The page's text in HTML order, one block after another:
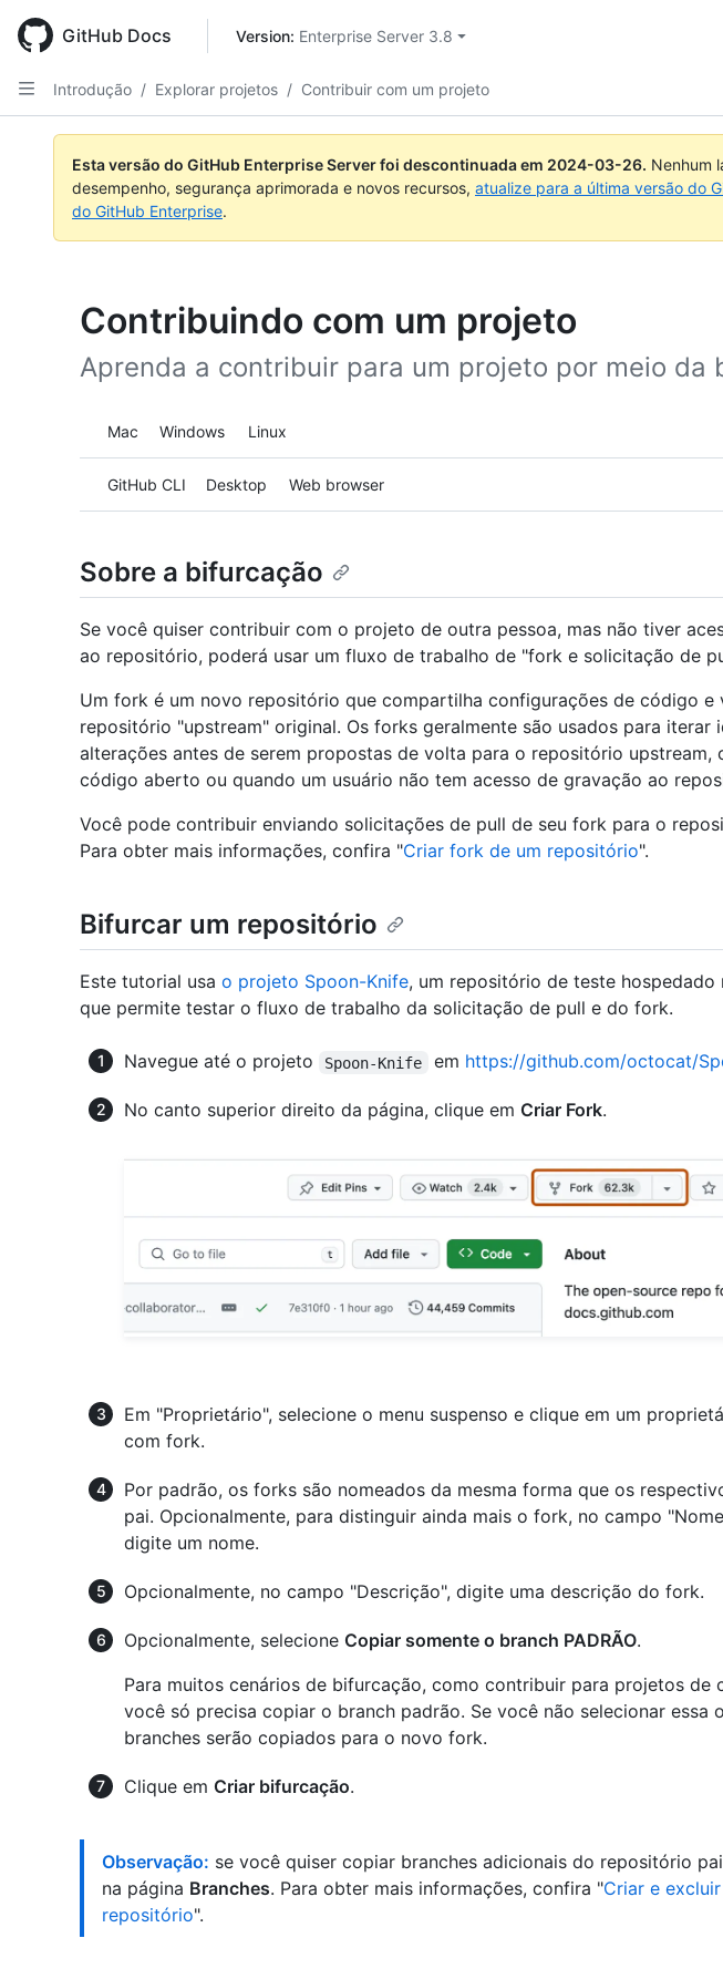
main
content
GitHub Docs Version: Enterprise Server 3.8
Introdução / Explorar projetos / Contribuir com um projeto
Esta versão do GitHub Enterprise Server foi descontinuada em 2024-03-26. Nenhum
desempenho, segurança aprimorada e novos recursos, atualize para a última versão do
do GitHub Enterprise.
Contribuindo com um projeto
Aprenda a contribuir para um projeto por meio da
Platform navigation
Mac Windows Linux
Tool navigation
GitHub CLI Desktop Web browser
Sobre a bifurcação
Se você quiser contribuir com o projeto de outra pessoa, mas não tiver
ao repositório, poderá usar um fluxo de trabalho de "fork e solicitação de
Um fork é um novo repositório que compartilha configurações de código e
repositório "upstream" original. Os forks geralmente são usados para iterar
alterações antes de serem propostas de volta para o repositório upstream,
código aberto ou quando um usuário não tem acesso de gravação ao
Você pode contribuir enviando solicitações de pull de seu fork para o
Para obter mais informações, confira "Criar fork de um repositório".
Bifurcar um repositório
Este tutorial usa o projeto Spoon-Knife, um repositório de teste hospedado
que permite testar o fluxo de trabalho da solicitação de pull e do fork.
Navegue até o projeto Spoon-Knife em https://github.com/octocat/
No canto superior direito da página, clique em Criar Fork.
Em "Proprietário", selecione o menu suspenso e clique em um
com fork.
Por padrão, os forks são nomeados da mesma forma que os
pai. Opcionalmente, para distinguir ainda mais o fork, no campo
digite um nome.
Opcionalmente, no campo "Descrição", digite uma descrição do fork.
Opcionalmente, selecione Copiar somente o branch PADRÃO.
Para muitos cenários de bifurcação, como contribuir para projetos de
você só precisa copiar o branch padrão. Se você não selecionar essa
branches serão copiados para o novo fork.
Clique em Criar bifurcação.
Observação: se você quiser copiar branches adicionais do repositório
na página Branches. Para obter mais informações, confira "Criar e
repositório".